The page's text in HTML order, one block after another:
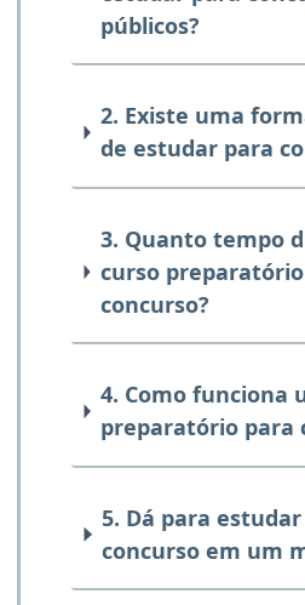
públicos?
2. Existe uma
de estudar para
3. Quanto tempo
curso
concurso?
4. Como funciona
preparatório para
5. Dá para
concurso em um